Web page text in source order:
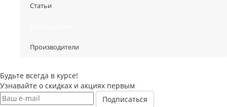
Статьи
Производители
Будьте всегда в курсе!
Узнавайте о скидках и акциях первым